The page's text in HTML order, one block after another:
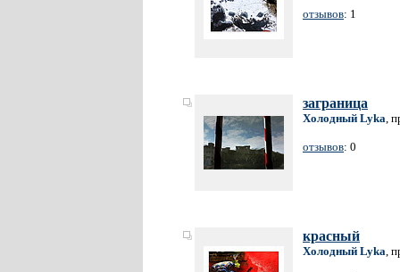
отзывов: 1
заграница
Холодный Lyka,
отзывов: 0
красный
Холодный Lyka,